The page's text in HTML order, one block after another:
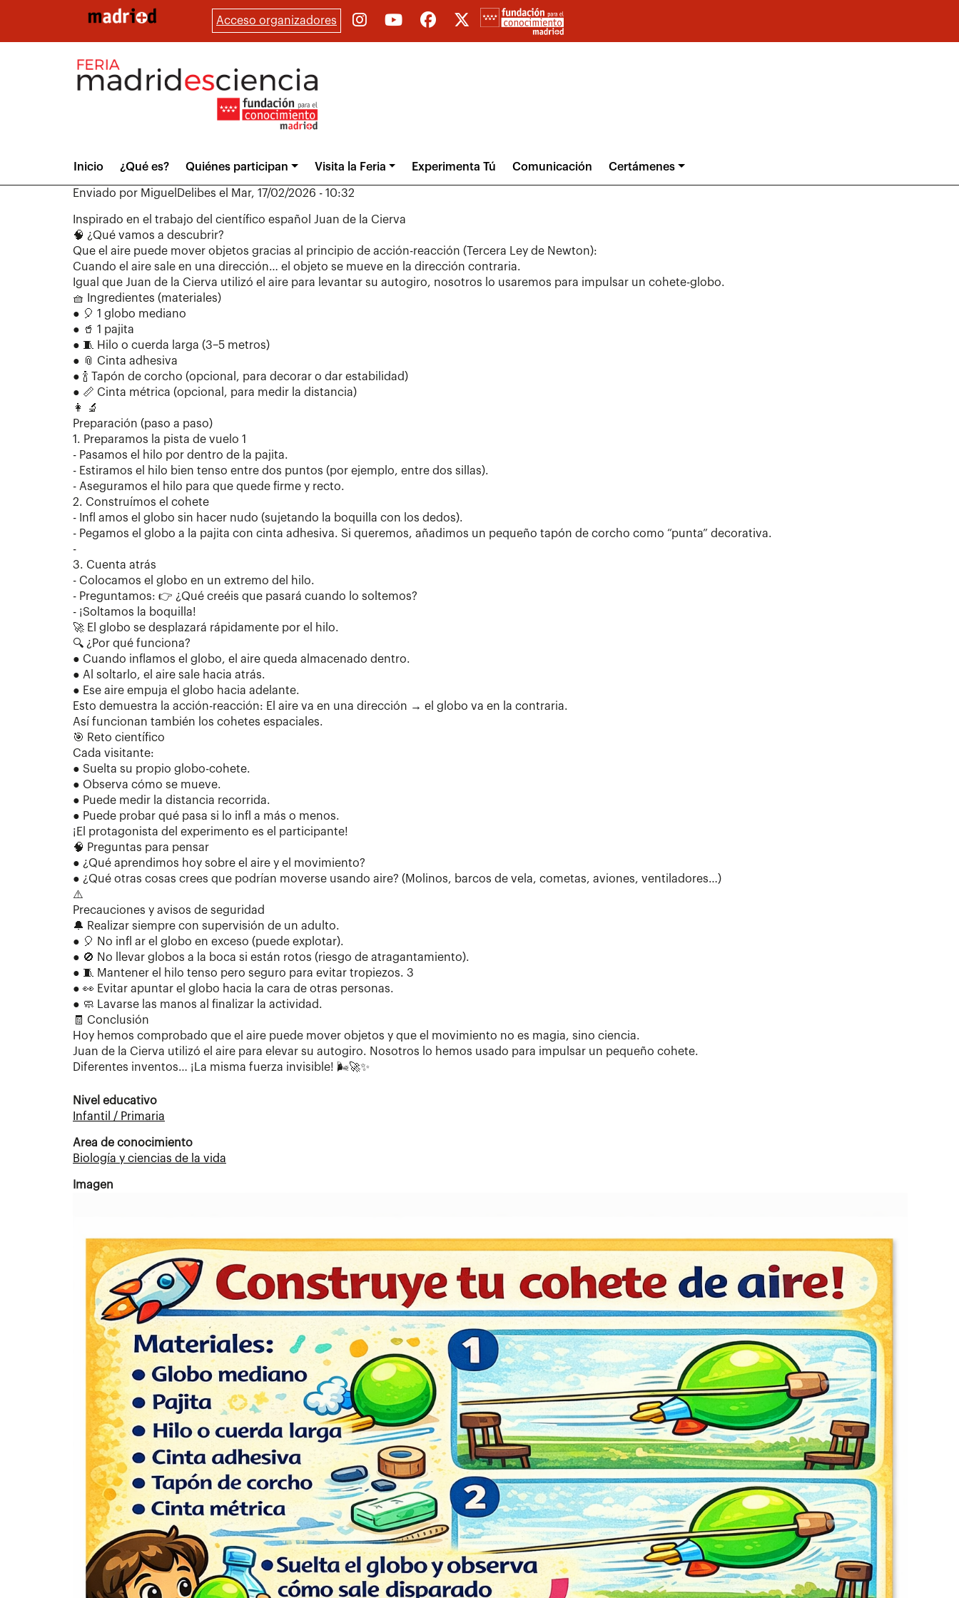
Acceso organizadores
Main
menuInicio ¿Qué es? Quiénes participan Visita la Feria Experimenta Tú Comunicación Certámenes
Enviado por MiguelDelibes el Mar, 17/02/2026 - 10:32
Inspirado en el trabajo del científico español Juan de la Cierva
🧠 ¿Qué vamos a descubrir?
Que el aire puede mover objetos gracias al principio de acción-reacción (Tercera Ley de Newton):
Cuando el aire sale en una dirección… el objeto se mueve en la dirección contraria.
Igual que Juan de la Cierva utilizó el aire para levantar su autogiro, nosotros lo usaremos para impulsar un cohete-globo.
🧺 Ingredientes (materiales)
● 🎈 1 globo mediano
● 🥤 1 pajita
● 🧵 Hilo o cuerda larga (3–5 metros)
● 📎 Cinta adhesiva
● 🍾 Tapón de corcho (opcional, para decorar o dar estabilidad)
● 📏 Cinta métrica (opcional, para medir la distancia)
👩 🔬
Preparación (paso a paso)
1. Preparamos la pista de vuelo 1
- Pasamos el hilo por dentro de la pajita.
- Estiramos el hilo bien tenso entre dos puntos (por ejemplo, entre dos sillas).
- Aseguramos el hilo para que quede firme y recto.
2. Construímos el cohete
- Infl amos el globo sin hacer nudo (sujetando la boquilla con los dedos).
- Pegamos el globo a la pajita con cinta adhesiva. Si queremos, añadimos un pequeño tapón de corcho como “punta” decorativa.
-
3. Cuenta atrás
- Colocamos el globo en un extremo del hilo.
- Preguntamos: 👉 ¿Qué creéis que pasará cuando lo soltemos?
- ¡Soltamos la boquilla!
🚀 El globo se desplazará rápidamente por el hilo.
🔍 ¿Por qué funciona?
● Cuando inflamos el globo, el aire queda almacenado dentro.
● Al soltarlo, el aire sale hacia atrás.
● Ese aire empuja el globo hacia adelante.
Esto demuestra la acción-reacción: El aire va en una dirección → el globo va en la contraria.
Así funcionan también los cohetes espaciales.
🎯 Reto científico
Cada visitante:
● Suelta su propio globo-cohete.
● Observa cómo se mueve.
● Puede medir la distancia recorrida.
● Puede probar qué pasa si lo infl a más o menos.
¡El protagonista del experimento es el participante!
🧠 Preguntas para pensar
● ¿Qué aprendimos hoy sobre el aire y el movimiento?
● ¿Qué otras cosas crees que podrían moverse usando aire? (Molinos, barcos de vela, cometas, aviones, ventiladores…)
⚠️
Precauciones y avisos de seguridad
🔔 Realizar siempre con supervisión de un adulto.
● 🎈 No infl ar el globo en exceso (puede explotar).
● 🚫 No llevar globos a la boca si están rotos (riesgo de atragantamiento).
● 🧵 Mantener el hilo tenso pero seguro para evitar tropiezos. 3
● 👀 Evitar apuntar el globo hacia la cara de otras personas.
● 🧼 Lavarse las manos al finalizar la actividad.
🧾 Conclusión
Hoy hemos comprobado que el aire puede mover objetos y que el movimiento no es magia, sino ciencia.
Juan de la Cierva utilizó el aire para elevar su autogiro. Nosotros lo hemos usado para impulsar un pequeño cohete.
Diferentes inventos… ¡La misma fuerza invisible! 🌬️🚀✨
Nivel educativo
Infantil / Primaria
Area de conocimiento
Biología y ciencias de la vida
Imagen